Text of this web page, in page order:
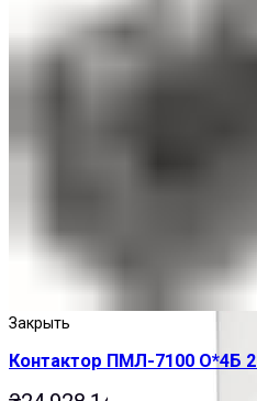
Закрыть
Контактор ПМЛ-7100 О*4Б